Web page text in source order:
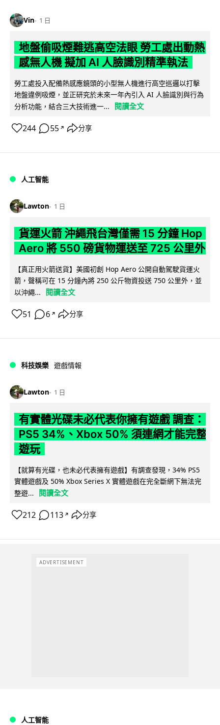
Vin 1 日
地盤偷吸煙難逃高空法眼 勞工處出動熱
感無人機 擬加 AI 人臉識別精準執法
勞工處投入配備熱感應鏡頭的小型無人機進行高空巡邏以打擊
地盤違例吸煙，並正研究於未來一年內引入 AI 人臉識別與行為
分析功能，結合三大技術進一...
閱讀全文
244 55 ↗ 分享
人工智能
Lawton 1 日
貨運火箭 沖繩飛台灣僅需 15 分鐘 Hop
Aero 將 550 磅貨物運送至 725 公里外
【真正用火箭送貨】美國初創 Hop Aero 公開自動駕駛貨運火
箭，聲稱可在 15 分鐘內將 250 公斤物資投送 750 公里外，並
以沖繩...
閱讀全文
51 6 ↗ 分享
科技娛樂 遊戲情報
Lawton 1 日
有實體光碟未必代表你擁有遊戲 調查：
PS5 34%、Xbox 50% 須連網才能完整
遊玩
【就算有光碟，也未必代表擁有遊戲】有調查發現，34% PS5
實體遊戲及 50% Xbox Series X 實體遊戲在完全斷網下無法完
整遊...
閱讀全文
212 113 ↗ 分享
ADVERTISEMENT
人工智能